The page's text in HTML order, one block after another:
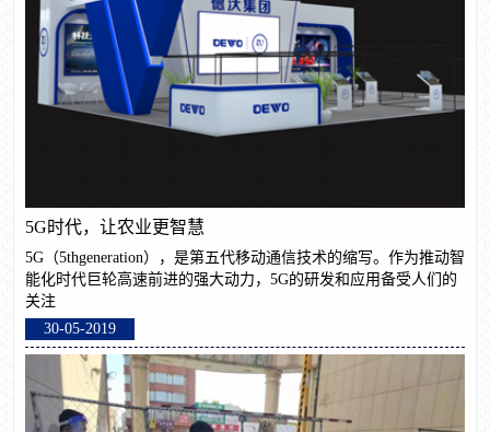
5G时代，让农业更智慧
5G（5thgeneration），是第五代移动通信技术的缩写。作为推动智
能化时代巨轮高速前进的强大动力，5G的研发和应用备受人们的
关注
30-05-2019